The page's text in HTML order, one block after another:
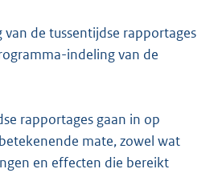
van de tussentijdse rapportages
indeling van de
rapportages gaan in op
mate, zowel wat
en effecten die bereikt